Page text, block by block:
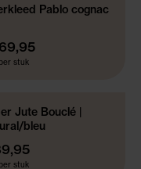
FORMATEN
Pablo cognac
stuk
COLLECTIE
Jute Bouclé |
bleu
stuk